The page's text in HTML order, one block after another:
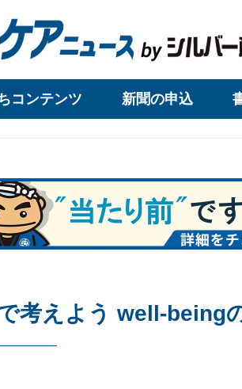
コンテンツ 新聞の申込
考えよう well-being